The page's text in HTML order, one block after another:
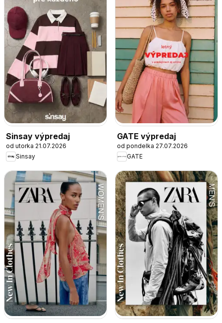
Sinsay výpredaj
od utorka 21.07.2026
Sinsay
GATE výpredaj
od pondelka 27.07.2026
GATE